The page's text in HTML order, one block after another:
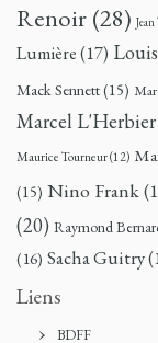
Renoir (28) Jean
Lumière(17)
Mack Sennett(15)
Marcel L'Herbier
Maurice Tourneur(12)
(15) Nino Frank
(20) Raymond
(16) Sacha Guitry
Liens
BDFF